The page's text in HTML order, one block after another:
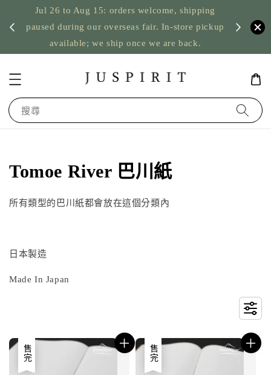
Jul 26 to Aug 15: orders welcome, shipping
paused during our overseas fair. In-store pickup
available; we ship once we are back.
US
搜尋
Tomoe River 巴川紙
所有類型的巴川紙都會放在這個分類內
日本製造
Made In Japan
售完 售完